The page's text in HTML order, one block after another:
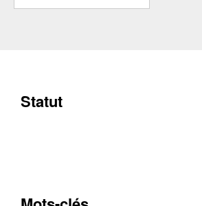
Statut